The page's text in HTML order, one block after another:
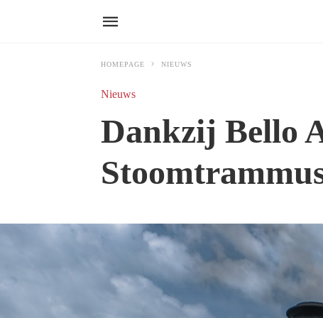
HOMEPAGE NIEUWS
Nieuws
Dankzij Bello